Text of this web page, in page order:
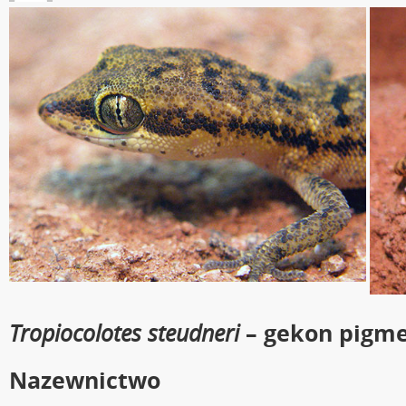
Tropiocolotes steudneri– gekon
Nazewnictwo